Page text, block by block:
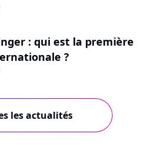
: qui est la première
?
les actualités